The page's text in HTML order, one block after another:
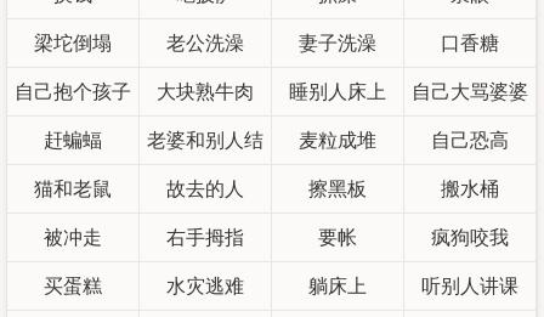
梁坨倒塌 老公洗澡 妻子洗澡 口香糖
自己抱个孩子 大块熟牛肉 睡别人床上 自己大骂婆婆
赶蝙蝠 老婆和别人结
婚
麦粒成堆 自己恐高
猫和老鼠 故去的人 擦黑板 搬水桶
被冲走 右手拇指 要帐 疯狗咬我
买蛋糕 水灾逃难 躺床上 听别人讲课